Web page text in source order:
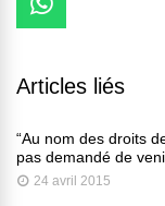
Articles liés
“Au nom des droits
pas demandé de
24 avril 2015